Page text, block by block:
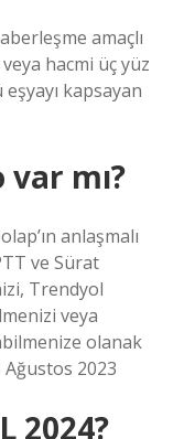
amaçlı
hacmi üç yüz
kapsayan
mı?
anlaşmalı
ve Sürat
Trendyol
veya
olanak
Ağustos 2023
2024?